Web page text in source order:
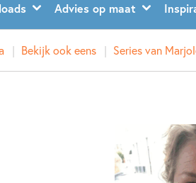
Advies op maat
Bekijk ook eens Series van